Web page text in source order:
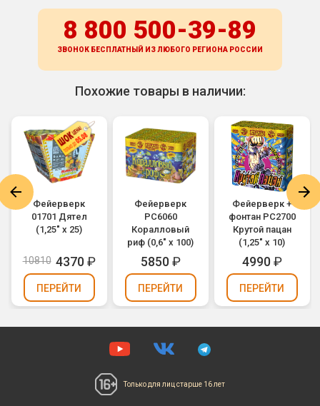
8 800 500-39-89
ЗВОНОК БЕСПЛАТНЫЙ ИЗ ЛЮБОГО РЕГИОНА РОССИИ
Похожие товары в наличии:
Фейерверк
01701 Дятел
(1,25" х 25)
10810 4370₽
ПЕРЕЙТИ
Фейерверк
РС6060
Коралловый
риф (0,6" х 100)
5850₽
ПЕРЕЙТИ
Фейерверк +
фонтан РС2700
Крутой пацан
(1,25" х 10)
4990₽
ПЕРЕЙТИ
Только для лицстарше 16 лет